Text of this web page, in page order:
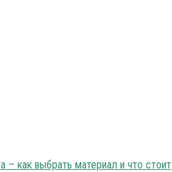
– как выбрать материал и что стоит